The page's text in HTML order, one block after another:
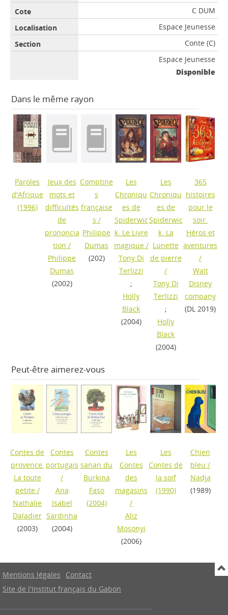
C DUM
Espace Jeunesse
Conte (C)
Espace Jeunesse
Disponible
Dans le même rayon
Paroles
d'Afrique
(1996)
Jeux des
mots et
difficultés
de
prononcia
tion /
Philippe
Dumas
(2002)
Comptine
s
française
s /
Philippe
Dumas
(202)
Les
Chroniqu
es de
Spiderwic
k. Le Livre
magique/
Tony Di
Terlizzi
;
Holly
Black
(2004)
Les
Chroniqu
es de
Spiderwic
k. La
Lunette
de pierre
/
Tony Di
Terlizzi
;
Holly
Black
(2004)
365
histoires
pour le
soir.
Héros et
aventures
/
Walt
Disney
company
(DL 2019)
Peut-être aimerez-vous
Contes de
provence.
La toute
petite/
Nathalie
Daladier
(2003)
Contes
portugais
/
Ana
Isabel
Sardinha
(2004)
Contes
sanan du
Burkina
Faso
(2004)
Les
Contes
des
magasins
/
Aliz
Mosonyi
(2006)
Les
Contes de
la soif
(1990)
Chien
bleu /
Nadja
(1989)
Mentions légales
Contact
Site de l'Institut français du Gabon